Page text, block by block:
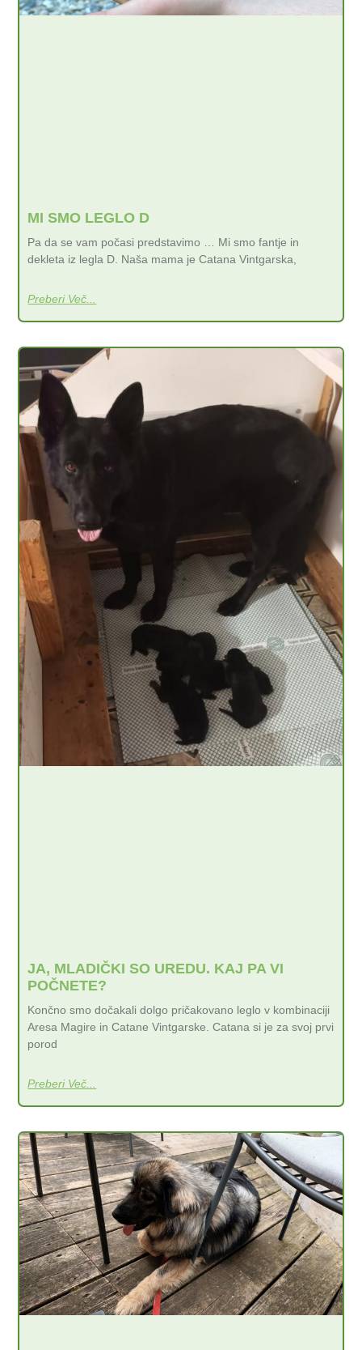
MI SMO LEGLO D
Pa da se vam počasi predstavimo … Mi smo fantje in
dekleta iz legla D. Naša mama je Catana Vintgarska,
Preberi Več...
JA, MLADIČKI SO UREDU. KAJ PA VI
POČNETE?
Končno smo dočakali dolgo pričakovano leglo v kombinaciji
Aresa Magire in Catane Vintgarske. Catana si je za svoj prvi
porod
Preberi Več...